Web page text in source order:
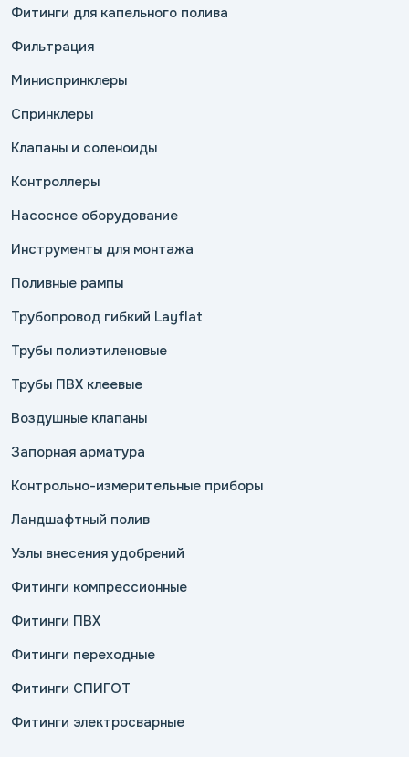
Фитинги для капельного полива
Фильтрация
Миниспринклеры
Спринклеры
Клапаны и соленоиды
Контроллеры
Насосное оборудование
Инструменты для монтажа
Поливные рампы
Трубопровод гибкий Layflat
Трубы полиэтиленовые
Трубы ПВХ клеевые
Воздушные клапаны
Запорная арматура
Контрольно-измерительные приборы
Ландшафтный полив
Узлы внесения удобрений
Фитинги компрессионные
Фитинги ПВХ
Фитинги переходные
Фитинги СПИГОТ
Фитинги электросварные